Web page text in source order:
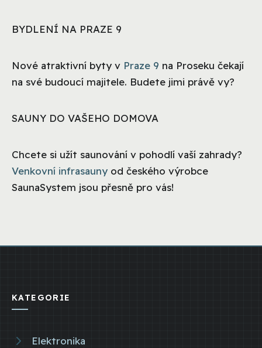
BYDLENÍ NA PRAZE 9
Nové atraktivní byty v Praze 9 na Proseku čekají
na své budoucí majitele. Budete jimi právě vy?
SAUNY DO VAŠEHO DOMOVA
Chcete si užít saunování v pohodlí vaší zahrady?
Venkovní infrasauny od českého výrobce
SaunaSystem jsou přesně pro vás!
KATEGORIE
Elektronika